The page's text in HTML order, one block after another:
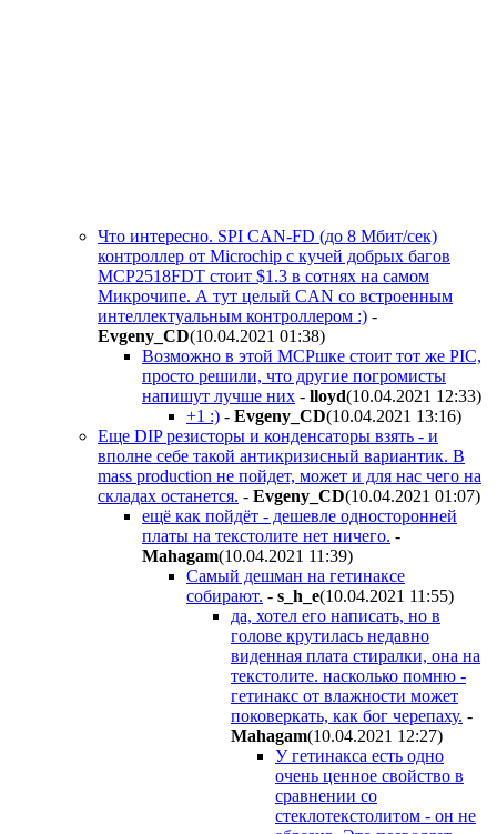
Что интересно. SPI CAN-FD (до 8 Мбит/сек)
контроллер от Microchip с кучей добрых багов
MCP2518FDT стоит $1.3 в сотнях на самом
Микрочипе. А тут целый CAN со встроенным
интеллектуальным контроллером :) -
Evgeny_CD(10.04.2021 01:38)
Возможно в этой MCPшке стоит тот же PIC,
просто решили, что другие погромисты
напишут лучше них - lloyd(10.04.2021 12:33)
+1 :) - Evgeny_CD(10.04.2021 13:16)
Еще DIP резисторы и конденсаторы взять - и
вполне себе такой антикризисный вариантик. В
mass production не пойдет, может и для нас чего на
складах останется. - Evgeny_CD(10.04.2021 01:07)
ещё как пойдёт - дешевле односторонней
платы на текстолите нет ничего. -
Mahagam(10.04.2021 11:39)
Самый дешман на гетинаксе
собирают. - s_h_e(10.04.2021 11:55)
да, хотел его написать, но в
голове крутилась недавно
виденная плата стиралки, она на
текстолите. насколько помню -
гетинакс от влажности может
поковеркать, как бог черепаху. -
Mahagam(10.04.2021 12:27)
У гетинакса есть одно
очень ценное свойство в
сравнении со
стеклотекстолитом - он не